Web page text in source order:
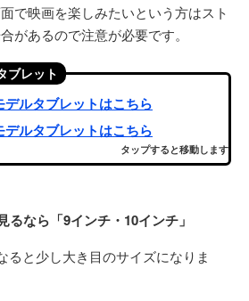
で映画を楽しみたいという方はスト
があるので注意が必要です。
ブレット
ルタブレットはこちら
ルタブレットはこちら
タップすると移動します
るなら「9インチ・10インチ」
ると少し大き目のサイズになりま